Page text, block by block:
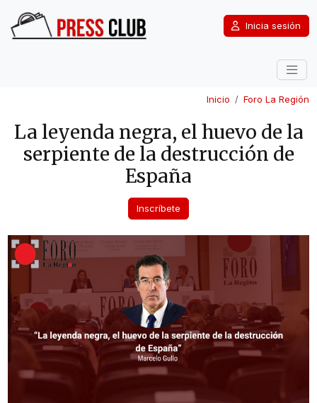
Inicia sesión
Inicio Foro La Región
La leyenda negra, el huevo de la
serpiente de la destrucción de
España
Inscríbete